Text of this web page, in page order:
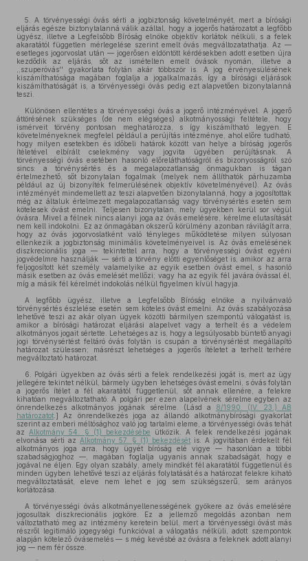
5. A törvényességi óvás sérti a jogbiztonság követelményét, mert a bírósági
eljárás egésze biztonytalanná válik azáltal, hogy a jogerős határozatot a legfőbb
ügyész, illetve a Legfelsőbb Bíróság elnöke objektív korlátok nélküli, s a felek
akaratától független mérlegelése szerint emelt óvás megváltozatathatja. Az —
esetleges jogorvoslat után — jogerősen eldöntött kérdésekben adott esetben újra
kezdődik az eljárás, sőt az ismételten emelt óvások nyomán, illetve a
,,szuperóvás'' gyakorlata folytán akár többször is. A jog érvényesülésének
kiszámíthatósága magában foglalja a jogalkalmazás, így a bírósági eljárások
kiszámíthatóságát is, a törvényességi óvás pedig ezt alapvetően bizonytalanná
teszi.
Különösen ellentétes a törvényességi óvás a jogerő intézményével. A jogerő
áttörésének szükséges (de nem elégséges) alkotmányossági feltétele, hogy
ismérveit törvény pontosan meghatározza, s így kiszámítható legyen. E
követelményeknek megfelel például a perújítás intézménye, ahol előre tudható,
hogy milyen esetekben és időbeli határok között van helye a bíróság jogerős
ítéletével elbírált cselekmény vagy jogvita ügyében perújításnak. A
törvényességi óvás esetében hasonló előreláthatóságról és bizonyosságról szó
sincs: a törvénysértés és a megalapozatlanság önmagukban is tágan
értelmezhető, sőt bizonytalan fogalmak (melyek nem állíthatók párhuzamba
például az új bizonyíték felmerülésének objektív követelményével). Az óvás
intézményét mindemellett az teszi alapvetően bizonytalanná, hogy a jogosítottak
még az általuk értelmezett megalapozatlanság vagy törvénysértés esetén sem
kötelesek óvást emelni. Teljesen bizonytalan, mely ügyekben kerül sor végül
óvásra. Mivel a félnek nincs alanyi joga az óvás emelésére, kérelme elutasítását
nem kell indokolni. Ez az önmagában okszerű körülmény azonban rávilágít arra,
hogy az óvás jogorvoslatként való tényleges működtetése milyen súlyosan
ellenkezik a jogbiztonság minimális követelményeivel is. Az óvás emelésének
diszkrecionális joga — tekintettel arra, hogy a törvényességi óvást egyéni
jogvédelmre használják — sérti a törvény előtti egyenlőséget is, amikor az arra
feljogosított két személy valamelyike az egyik esetben óvást emel, s hasonló
másik esetben az óvás emelését mellőzi; vagy ha az egyik fél javára óvással él,
míg a másik fél kérelmét indokolás nélkül figyelmen kívül hagyja.
A legfőbb ügyész, illetve a Legfelsőbb Bíróság elnöke a nyilvánvaló
törvénysértés észlelése esetén sem köteles óvást emelni. Az óvás szabályozása
lehetővé teszi az akár olyan ügyek közötti bármilyen szempontú válogatást is,
amikor a bírósági határozat eljárási alapelvet vagy a terhelt és a védelem
alkotmányos jogait sértette. Lehetséges az is, hogy a legsúlyosabb büntető anyagi
jogi törvénysértést feltáró óvás folytán is csupán a törvénysértést megállapító
határozat szülessen; másrészt lehetséges a jogerős ítéletet a terhelt terhére
megváltoztató határozat.
6. Polgári ügyekben az óvás sérti a felek rendelkezési jogát is, mert az ügy
jellegére tekintet nélkül, bármely ügyben lehetséges óvást emelni, s óvás folytán
a jogerős ítélet a fél akaratától függetlenül, sőt annak ellenére, a felekre
kihatóan megváltoztatható. A polgári per ezen alapelvének sérelme egyben az
önrendelkezés alkotmányos jogának sérelme. (Lásd a 8/1990. (IV. 23.) AB
határozatot .] Az önrendelkezés joga az állandó alkotmánybírósági gyakorlat
szerint az emberi méltósághoz való jog tartalmi eleme, a törvényességi óvás tehát
az Alkotmány 54. § (1) bekezdésébe ütközik. A felek rendelkezési jogának
elvonása sérti az Alkotmány 57. § (1) bekezdését is. A jogvitában érdekelt fél
alkotmányos joga arra, hogy ügyét bíróság elé vigye — hasonlóan a többi
szabadságjoghoz —, magában foglalja ugyanis annak szabadságát, hogy e
jogával ne éljen. Egy olyan szabály, amely mindkét fél akaratától függetlenül és
minden ügyben lehetővé teszi az eljárás folytatását és a határozat felekre kiható
megváltoztatását, eleve nem lehet e jog sem szükségszerű, sem arányos
korlátozása.
A törvényességi óvás alkotmányellenességének gyökere az óvás emelésére
jogosultak diszkrecionális jogköre. Ez a jellemző megoldás azonban nem
változtatható meg az intézmény keretein belül, mert a törvényességi óvást más
részről legitimáló jogegységi funkcióval a válogatás nélküli, adott szempontok
alapján kötelező óvásemelés — s még kevésbé az óvásra a feleknek adott alanyi
jog — nem fér össze.